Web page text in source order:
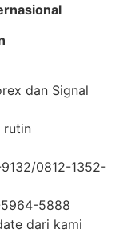
dan Signal
rutin
0812-1352-
5888
dari kami